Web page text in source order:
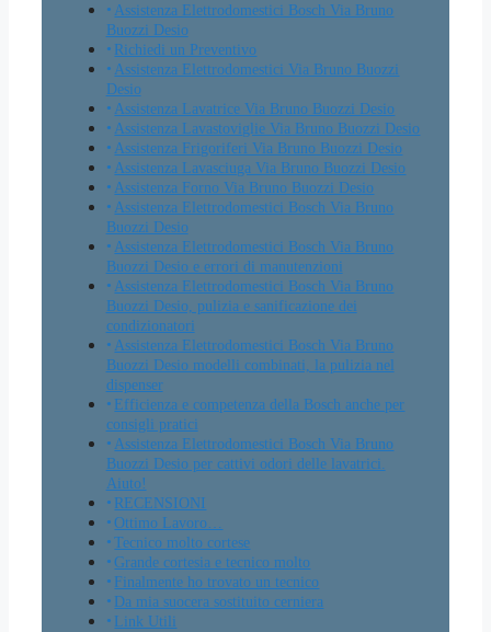
Assistenza Elettrodomestici Bosch Via Bruno
Buozzi Desio
Richiedi un Preventivo
Assistenza Elettrodomestici Via Bruno Buozzi
Desio
Assistenza Lavatrice Via Bruno Buozzi Desio
Assistenza Lavastoviglie Via Bruno Buozzi Desio
Assistenza Frigoriferi Via Bruno Buozzi Desio
Assistenza Lavasciuga Via Bruno Buozzi Desio
Assistenza Forno Via Bruno Buozzi Desio
Assistenza Elettrodomestici Bosch Via Bruno
Buozzi Desio
Assistenza Elettrodomestici Bosch Via Bruno
Buozzi Desio e errori di manutenzioni
Assistenza Elettrodomestici Bosch Via Bruno
Buozzi Desio, pulizia e sanificazione dei
condizionatori
Assistenza Elettrodomestici Bosch Via Bruno
Buozzi Desio modelli combinati, la pulizia nel
dispenser
Efficienza e competenza della Bosch anche per
consigli pratici
Assistenza Elettrodomestici Bosch Via Bruno
Buozzi Desio per cattivi odori delle lavatrici.
Aiuto!
RECENSIONI
Ottimo Lavoro…
Tecnico molto cortese
Grande cortesia e tecnico molto
Finalmente ho trovato un tecnico
Da mia suocera sostituito cerniera
Link Utili